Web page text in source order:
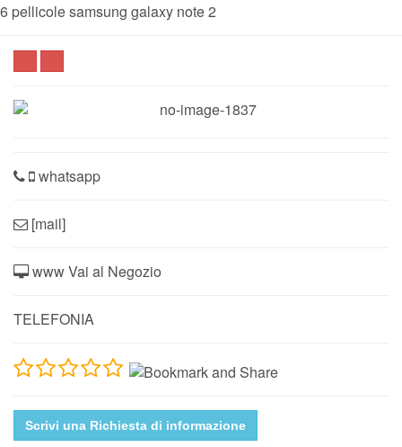
6 pellicole samsung galaxy note 2
whatsapp
[mail]
www Vai al Negozio
TELEFONIA
Scrivi una Richiesta di informazione